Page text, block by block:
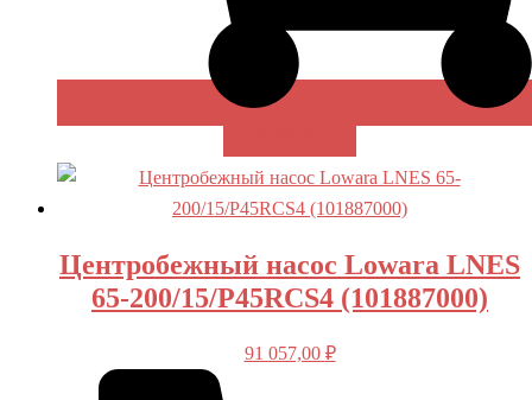
Центробежный насос Lowara LNES
65-200/15/P45RCS4 (101887000)
91 057,00 ₽